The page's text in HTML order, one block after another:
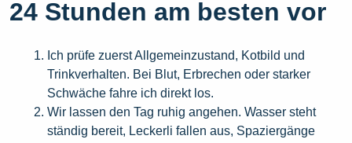
24 Stunden am besten vor
Ich prüfe zuerst Allgemeinzustand, Kotbild und
Trinkverhalten. Bei Blut, Erbrechen oder starker
Schwäche fahre ich direkt los.
Wir lassen den Tag ruhig angehen. Wasser steht
ständig bereit, Leckerli fallen aus, Spaziergänge